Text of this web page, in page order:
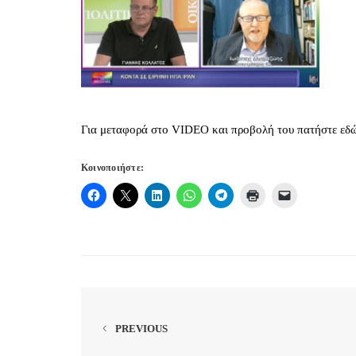
Για μεταφορά στο VIDEO και προβολή του πατήστε
Κοινοποιήστε:
PREVIOUS